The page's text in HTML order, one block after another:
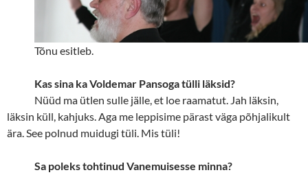
Tõnu esitleb.
Kas sina ka Voldemar Pansoga tülli läksid?
Nüüd ma ütlen sulle jälle, et loe raamatut. Jah läksin,
läksin küll, kahjuks. Aga me leppisime pärast väga põhjalikult
ära. See polnud muidugi tüli. Mis tüli!
Sa poleks tohtinud Vanemuisesse minna?